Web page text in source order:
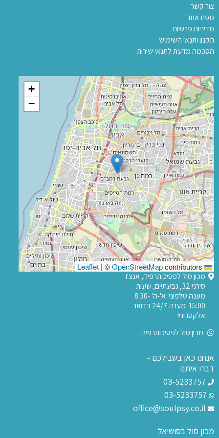
צור קשר
מפת אתר
מדיניות פרטיות
תקנון ותנאי השימוש
הסכמה מדעת לתנאי שירות
+
−
| ©OpenStreetMapcontributors
מכון סול לפסיכותרפיה, אנצ'ו
סירני 32, גבעתיים, שעות
מענה טלפוני: א'-ה' 8:30-
15:00. מענה 24/7 בדואר
אלקטרוני!
מכון סול לפסיכותרפיה
אנחנו כאן בשבילכם -
דברו איתנו
מכון סול בסושיאל